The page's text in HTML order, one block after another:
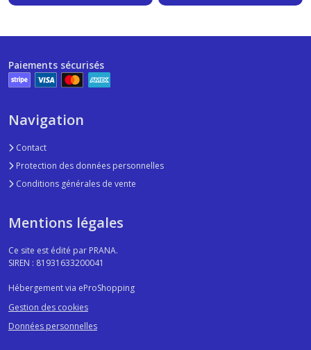
Paiements sécurisés
Navigation
Contact
Protection des données personnelles
Conditions générales de vente
Mentions légales
Ce site est édité par PRANA.
SIREN : 81931633200041
Hébergement via eProShopping
Gestion des cookies
Données personnelles